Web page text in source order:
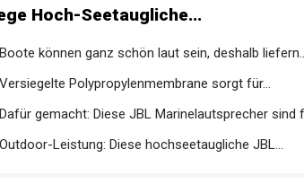
Hoch-Seetaugliche...
Boote können ganz schön laut sein, deshalb
Versiegelte Polypropylenmembrane sorgt für...
Dafür gemacht: Diese JBL Marinelautsprecher sind
Outdoor-Leistung: Diese hochseetaugliche JBL...